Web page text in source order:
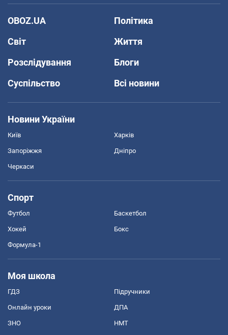
OBOZ.UA
Політика
Світ
Життя
Розслідування
Блоги
Суспільство
Всі новини
Новини України
Київ Харків
Запоріжжя Дніпро
Черкаси
Спорт
Футбол Баскетбол
Хокей Бокс
Формула-1
Моя школа
ГДЗ Підручники
Онлайн уроки ДПА
ЗНО НМТ